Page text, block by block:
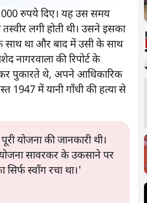
रुपये दिए। यह उस समय
लगी होती थी। उसने इसका
साथ था और बाद में उसी के साथ
नागरवाला की रिपोर्ट के
पुकारते थे, अपने आधिकारिक
1947 में यानी गाँधी की हत्या से
योजना की जानकारी थी।
योजना सावरकर के उकसाने पर
स्वाँग रचा था।'